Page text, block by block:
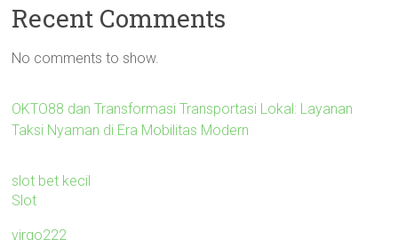
Recent Comments
No comments to show.
OKTO88 dan Transformasi Transportasi Lokal: Layanan
Taksi Nyaman di Era Mobilitas Modern
slot bet kecil
Slot
virgo222